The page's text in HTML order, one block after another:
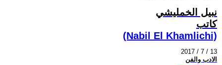
نبيل الخمليشي
كاتب
(Nabil El Khamlichi)
2017 / 7 / 13
الادب والفن